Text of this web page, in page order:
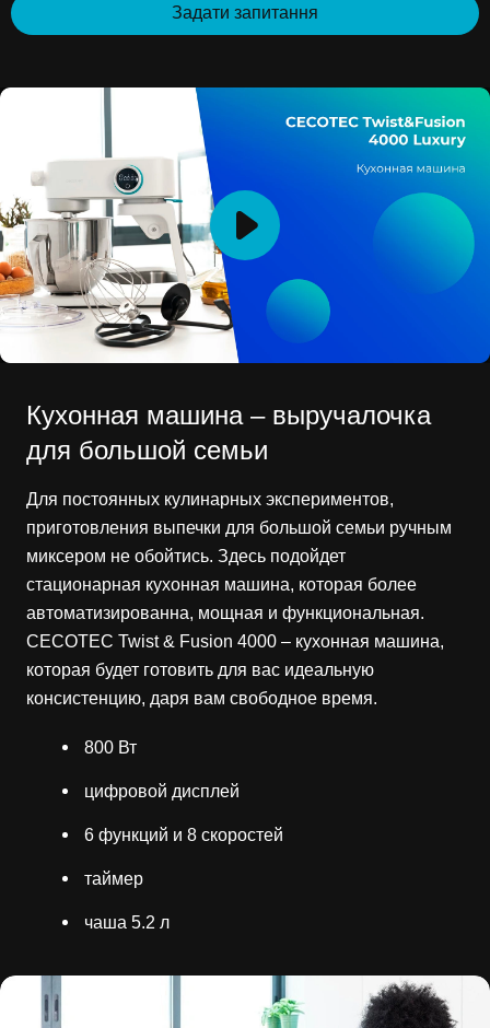
Задати запитання
Кухонная машина – выручалочка
для большой семьи
Для постоянных кулинарных экспериментов,
приготовления выпечки для большой семьи ручным
миксером не обойтись. Здесь подойдет
стационарная кухонная машина, которая более
автоматизированна, мощная и функциональная.
CECOTEC Twist & Fusion 4000 – кухонная машина,
которая будет готовить для вас идеальную
консистенцию, даря вам свободное время.
800 Вт
цифровой дисплей
6 функций и 8 скоростей
таймер
чаша 5.2 л